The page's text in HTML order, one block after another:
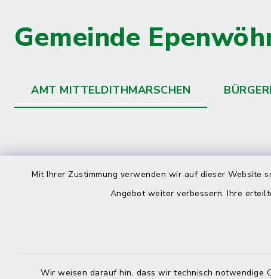
Mit Ihrer Zustimmung verwenden wir auf dieser Website
Angebot weiter verbessern. Ihre
Wir weisen darauf hin, dass wir technisch notwendige
Gemeinde
AMT MITTELDITHMARSCHEN
Kontakt
04832 6065-215
direkte
Montag -